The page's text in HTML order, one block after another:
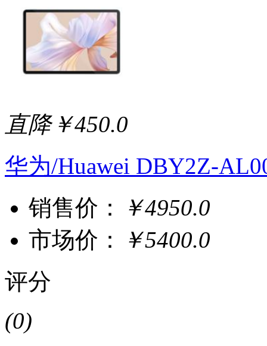
直降￥450.0
华为/Huawei DBY2Z-
销售价：
￥4950.0
市场价：
￥5400.0
评分
(0)